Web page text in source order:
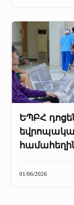
ԵՊԲՀ
01/06/2026